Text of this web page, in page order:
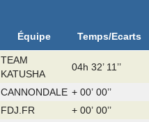
Équipe Temps/Ecarts
TEAM
KATUSHA
04h 32’ 11’’
CANNONDALE + 00’ 00’’
FDJ.FR + 00’ 00’’